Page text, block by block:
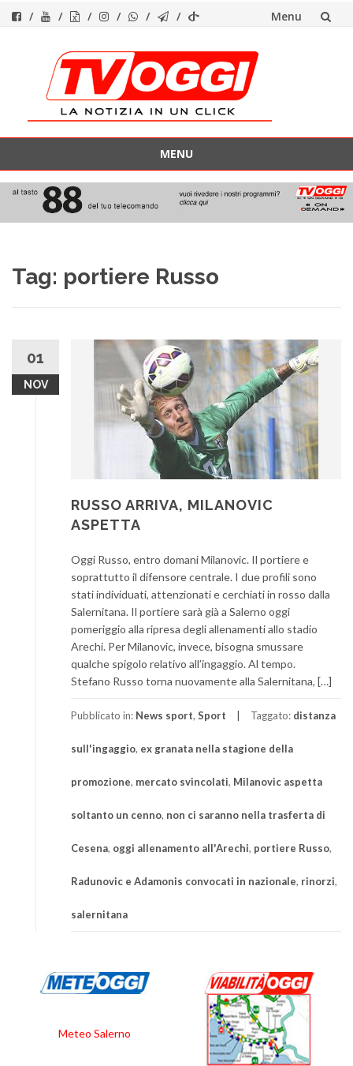
Menu
contenuto
MENU
contenuto
Tag: portiere Russo
01
NOV
RUSSO ARRIVA, MILANOVIC
ASPETTA
Oggi Russo, entro domani Milanovic. Il portiere e
soprattutto il difensore centrale. I due profili sono
stati individuati, attenzionati e cerchiati in rosso dalla
Salernitana. Il portiere sarà già a Salerno oggi
pomeriggio alla ripresa degli allenamenti allo stadio
Arechi. Per Milanovic, invece, bisogna smussare
qualche spigolo relativo all’ingaggio. Al tempo.
Stefano Russo torna nuovamente alla Salernitana, […]
Pubblicato in: News sport, Sport Taggato: distanza
sull'ingaggio, ex granata nella stagione della
promozione, mercato svincolati, Milanovic aspetta
soltanto un cenno, non ci saranno nella trasferta di
Cesena, oggi allenamento all'Arechi, portiere Russo,
Radunovic e Adamonis convocati in nazionale, rinorzi,
salernitana
Meteo Salerno